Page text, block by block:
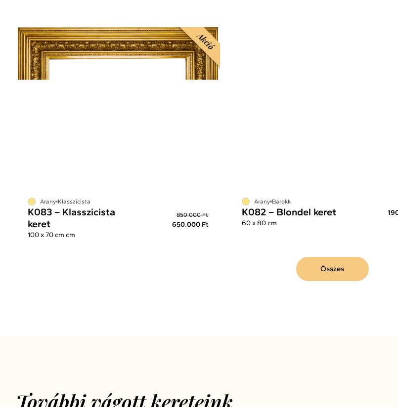
Akció
Arany Klasszicista
K083 – Klasszicista
keret
850.000 Ft
650.000 Ft
100 x 70 cm cm
Arany Barokk
K082 – Blondel keret
60 x 80 cm
Összes
További vágott kereteink